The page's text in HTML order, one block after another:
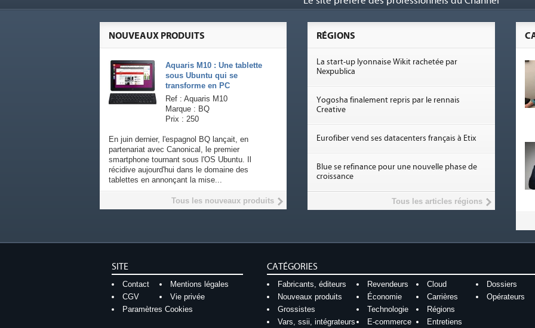
NOUVEAUX PRODUITS
Aquaris M10 : Une tablette
sous Ubuntu qui se
transforme en PC
Ref : Aquaris M10
Marque : BQ
Prix : 250
En juin dernier, l'espagnol BQ lançait, en
partenariat avec Canonical, le premier
smartphone tournant sous l'OS Ubuntu. Il
récidive aujourd'hui dans le domaine des
tablettes en annonçant la mise...
Tous les nouveaux produits
RÉGIONS
La start-up lyonnaise Wikit rachetée par
Nexpublica
Yogosha finalement repris par le rennais
Creative
Eurofiber vend ses datacenters français à Etix
Blue se refinance pour une nouvelle phase de
croissance
Tous les articles régions
SITE
Contact
Mentions légales
CGV
Vie privée
Paramètres Cookies
CATÉGORIES
Fabricants, éditeurs Revendeurs Cloud
Dossiers
Nouveaux produits
Économie Carrières
Opérateurs
Grossistes
Technologie
Régions
Vars, ssii, intégrateurs
E-commerce Entretiens